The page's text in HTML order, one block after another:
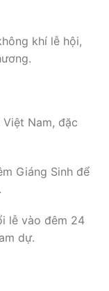
khí lễ hội,
Nam, đặc
Giáng Sinh để
lễ vào đêm 24
dự.